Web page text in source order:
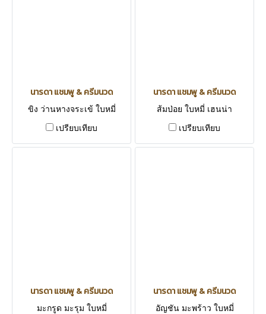
นารดา แชมพู & ครีมนวด
ขิง ว่านหางจระเข้ ใบหมี่
เปรียบเทียบ
นารดา แชมพู & ครีมนวด
ส้มป่อย ใบหมี่ เฮนน่า
เปรียบเทียบ
นารดา แชมพู & ครีมนวด
มะกรูด มะรุม ใบหมี่
นารดา แชมพู & ครีมนวด
อัญชัน มะพร้าว ใบหมี่